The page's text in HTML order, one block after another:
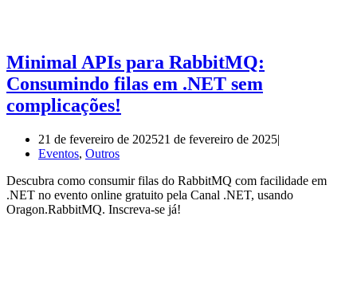
Minimal APIs para RabbitMQ:
Consumindo filas em .NET sem
complicações!
21 de fevereiro de 202521 de fevereiro de 2025
Eventos, Outros
Descubra como consumir filas do RabbitMQ com facilidade em
.NET no evento online gratuito pela Canal .NET, usando
Oragon.RabbitMQ. Inscreva-se já!